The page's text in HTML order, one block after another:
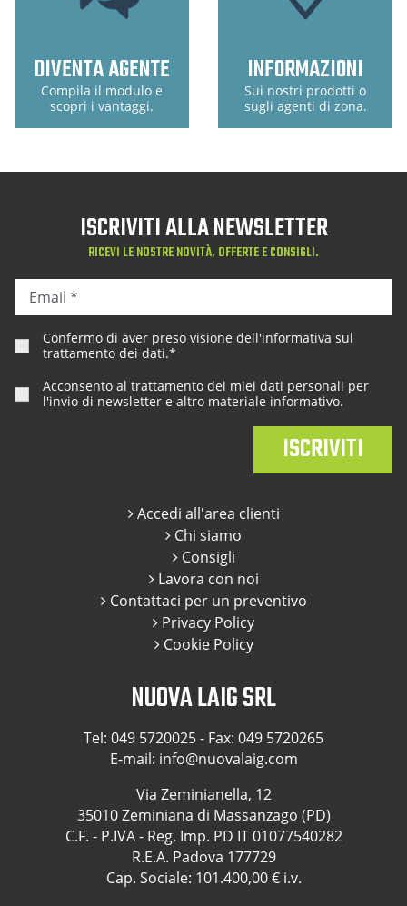
DIVENTA AGENTE
Compila il modulo e
scopri i vantaggi.
INFORMAZIONI
Sui nostri prodotti o
sugli agenti di zona.
NUOVA LAIG SRL
Tel: 049 5720025- Fax: 049 5720265
E-mail: info@nuovalaig.com
Via Zeminianella, 12
35010 Zeminiana di Massanzago (PD)
C.F. - P.IVA - Reg. Imp. PD IT 01077540282
R.E.A. Padova 177729
Cap. Sociale: 101.400,00 € i.v.
Accedi all'area clienti
Chi siamo
Consigli
Lavora con noi
Contattaci per un preventivo
Privacy Policy
Cookie Policy
ISCRIVITI ALLA NEWSLETTER
RICEVI LE NOSTRE NOVITÀ, OFFERTE E CONSIGLI.
Confermo di aver preso visione dell'informativa sul
trattamento dei dati.*
Acconsento al trattamento dei miei dati personali per
l'invio di newsletter e altro materiale informativo.